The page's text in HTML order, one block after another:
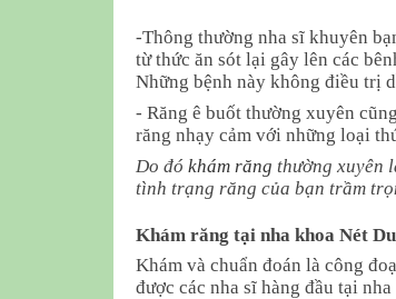
-Thông thường nha sĩ khuyên
từ thức ăn sót lại gây lên các
Những bệnh này không điều trị
- Răng ê buốt thường xuyên
răng nhạy cảm với những loại
Do đó khám răng thường xuyên
tình trạng răng của bạn trầm
Khám răng tại nha khoa Nét
Khám và chuẩn đoán là công
được các nha sĩ hàng đầu tại